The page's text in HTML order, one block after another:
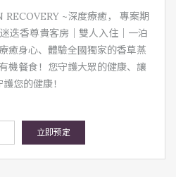
RECOVERY ~深度療癒， 專案期
香尊貴客房｜雙人入住｜一泊
癒身心、體驗全國獨家的香草蒸
機餐食！您守護大眾的健康、讓
您的健康！
立即预定